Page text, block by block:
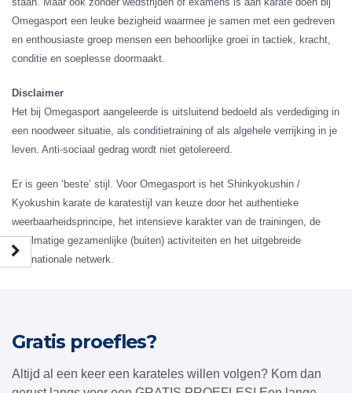
staan. Maar ook zonder wedstrijden of examens is aan karate doen bij
Omegasport een leuke bezigheid waarmee je samen met een gedreven
en enthousiaste groep mensen een behoorlijke groei in tactiek, kracht,
conditie en soeplesse doormaakt.
Disclaimer
Het bij Omegasport aangeleerde is uitsluitend bedoeld als verdediging in
een noodweer situatie, als conditietraining of als algehele verrijking in je
leven. Anti-sociaal gedrag wordt niet getolereerd.
Er is geen ‘beste’ stijl. Voor Omegasport is het Shinkyokushin /
Kyokushin karate de karatestijl van keuze door het authentieke
weerbaarheidsprincipe, het intensieve karakter van de trainingen, de
regelmatige gezamenlijke (buiten) activiteiten en het uitgebreide
internationale netwerk.
Gratis proefles?
Altijd al een keer een karateles willen volgen? Kom dan